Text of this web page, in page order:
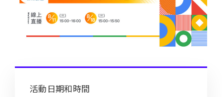
活動日期和時間